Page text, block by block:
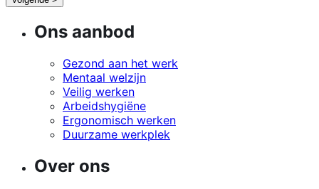
Ons aanbod
Gezond aan het werk
Mentaal welzijn
Veilig werken
Arbeidshygiëne
Ergonomisch werken
Duurzame werkplek
Over ons